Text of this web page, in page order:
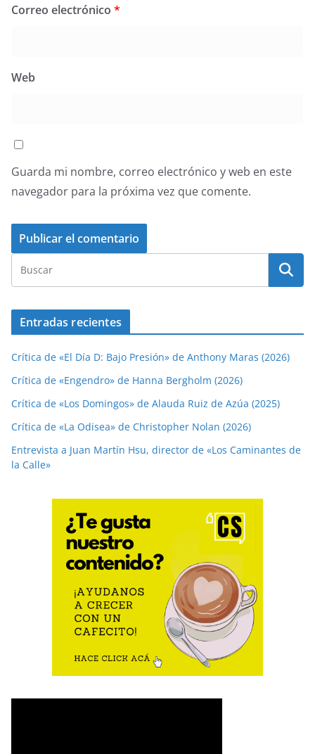
Correo electrónico *
Web
Guarda mi nombre, correo electrónico y web en este
navegador para la próxima vez que comente.
Entradas recientes
Crítica de «El Día D: Bajo Presión» de Anthony Maras (2026)
Crítica de «Engendro» de Hanna Bergholm (2026)
Crítica de «Los Domingos» de Alauda Ruiz de Azúa (2025)
Crítica de «La Odisea» de Christopher Nolan (2026)
Entrevista a Juan Martín Hsu, director de «Los Caminantes de
la Calle»